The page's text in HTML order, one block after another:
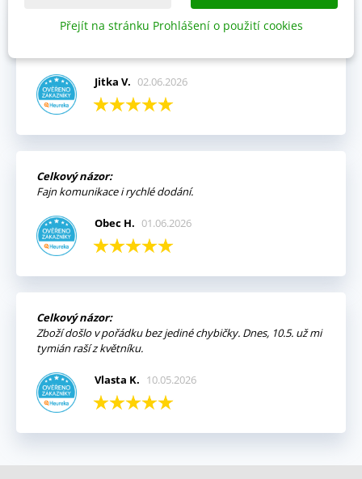
Výhody:
Vždy mi přišla objednávka velmi rychle a v pořádku,
Jitka V. 02.06.2026
Celkový názor:
Fajn komunikace i rychlé dodání.
Obec H. 01.06.2026
Celkový názor:
Zboží došlo v pořádku bez jediné chybičky. Dnes, 10.5. už mi
tymián raší z květníku.
Vlasta K. 10.05.2026
Přejít na stránku Prohlášení o použití cookies